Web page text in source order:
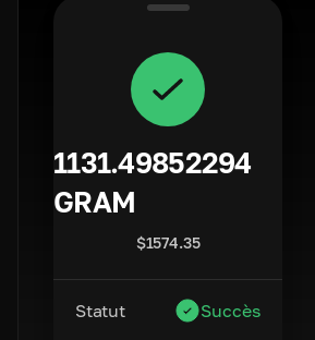
1131.49852294
GRAM
$1574.35
Statut Succès